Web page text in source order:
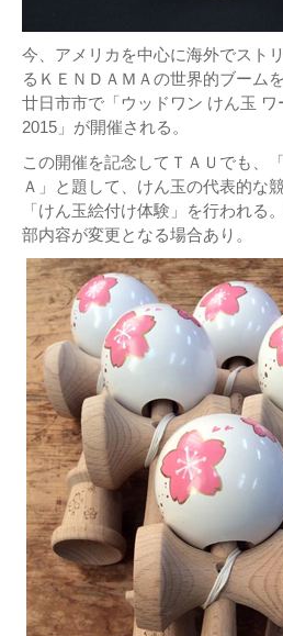
今、アメリカを中心に海外でスト
るＫＥＮＤＡＭＡの世界的ブーム
廿日市市で「ウッドワン けん玉
2015」が開催される。
この開催を記念してＴＡＵでも、
Ａ」と題して、けん玉の代表的な
「けん玉絵付け体験」を行われ
部内容が変更となる場合あり。